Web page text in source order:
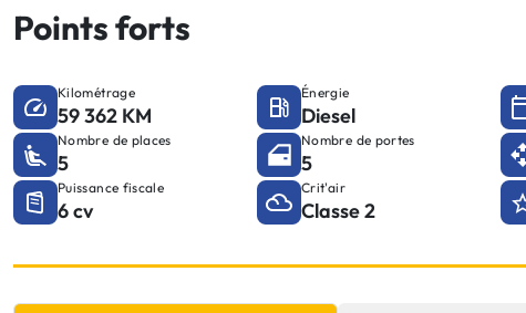
Points forts
Kilométrage
59 362 KM
Énergie
Diesel
Nombre de places
5
Nombre de portes
5
Puissance fiscale
6 cv
Crit'air
Classe 2